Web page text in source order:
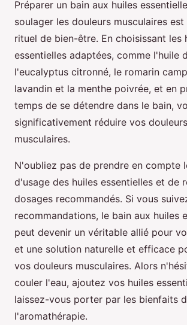
Préparer un bain aux huiles
soulager les douleurs musculaires
rituel de bien-être. En choisissant les
essentielles adaptées, comme l'huile
l'eucalyptus citronné, le romarin
lavandin et la menthe poivrée, et en
temps de se détendre dans le bain,
significativement réduire vos
musculaires.
N'oubliez pas de prendre en compte
d'usage des huiles essentielles et de
dosages recommandés. Si vous
recommandations, le bain aux huiles
peut devenir un véritable allié pour
et une solution naturelle et efficace
vos douleurs musculaires. Alors
couler l'eau, ajoutez vos huiles
laissez-vous porter par les bienfaits
l'aromathérapie.